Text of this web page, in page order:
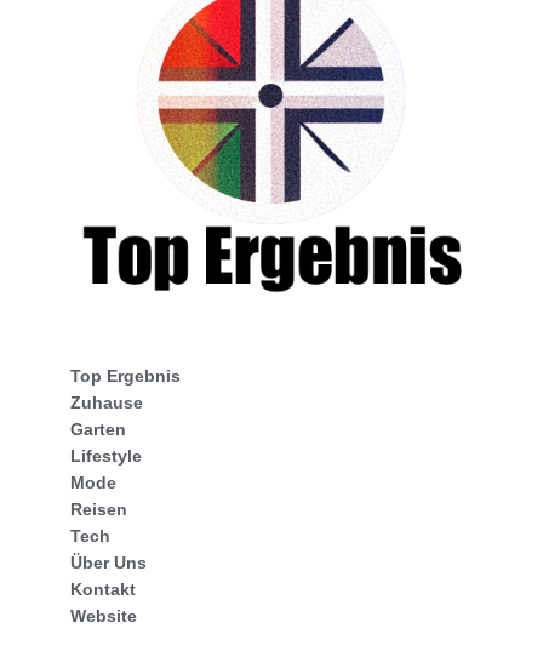
Top Ergebnis
Zuhause
Garten
Lifestyle
Mode
Reisen
Tech
Über Uns
Kontakt
Website